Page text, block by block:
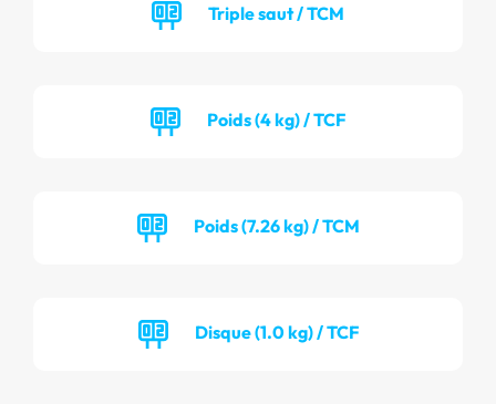
Triple saut / TCM
Poids (4 kg) / TCF
Poids (7.26 kg) / TCM
Disque (1.0 kg) / TCF